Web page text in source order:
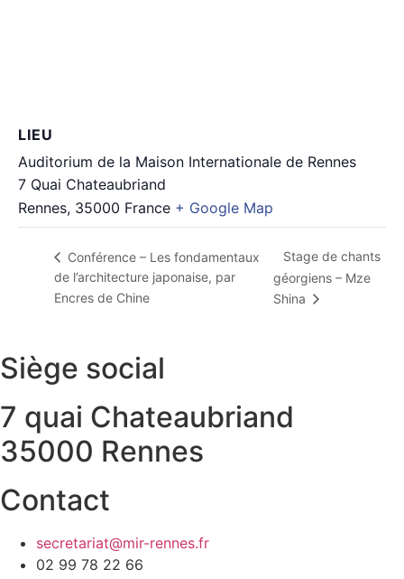
LIEU
Auditorium de la Maison Internationale de Rennes
7 Quai Chateaubriand
Rennes, 35000 France + Google Map
Conférence – Les fondamentaux
de l’architecture japonaise, par
Encres de Chine
Stage de chants
géorgiens – Mze
Shina
Siège social
7 quai Chateaubriand
35000 Rennes
Contact
secretariat@mir-rennes.fr
02 99 78 22 66